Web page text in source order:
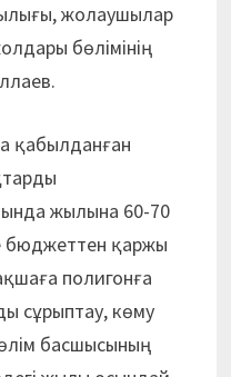
жолаушылар
бөлімінің
қабылданған
жылына 60-70
бюджеттен қаржы
полигонға
сұрыптау, көму
басшысының